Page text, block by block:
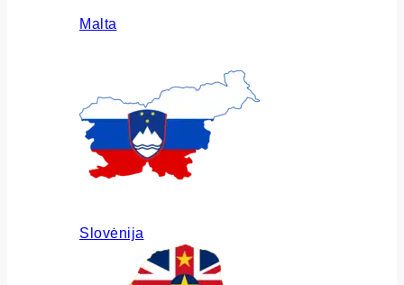
Malta
Slovėnija